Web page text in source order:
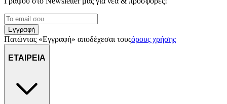
Εγγραφή
Πατώντας «Εγγραφή» αποδέχεσαι τουςόρους χρήσης
ΕΤΑΙΡΕΙΑ